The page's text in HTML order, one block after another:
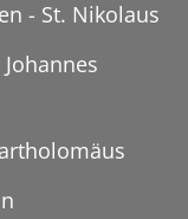
- St. Nikolaus